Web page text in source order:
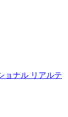
ョナル リアルテ